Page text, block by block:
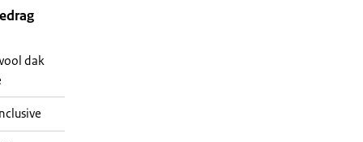
dak